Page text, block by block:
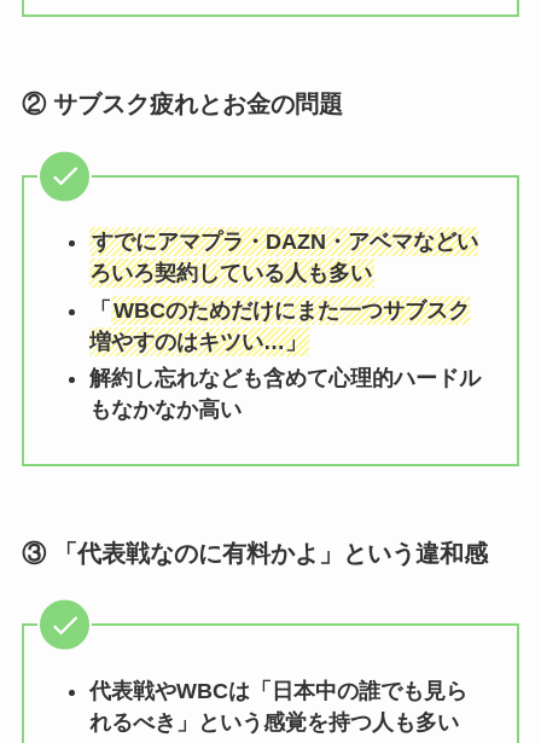
② サブスク疲れとお金の問題
すでにアマプラ・DAZN・アベマなどい
ろいろ契約している人も多い
「 WBCのためだけにまた一つサブスク
増やすのはキツい…」
解約し忘れなども含めて心理的ハードル
もなかなか高い
③ 「代表戦なのに有料かよ」という違和感
代表戦やWBCは「日本中の誰でも見ら
れるべき」という感覚を持つ人も多い